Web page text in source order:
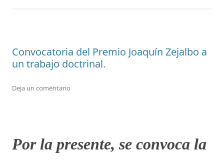
Convocatoria del Premio Joaquín Zejalbo a
un trabajo doctrinal.
Deja un comentario
Por la presente, se convoca la